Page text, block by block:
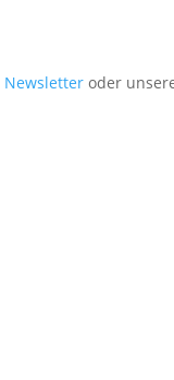
Newsletter oder